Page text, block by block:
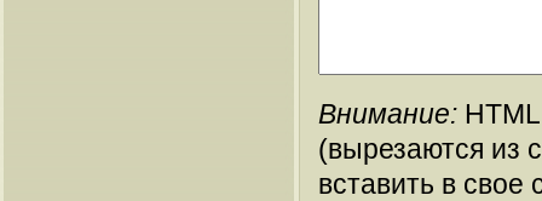
Внимание:
(вырезаются из
вставить в